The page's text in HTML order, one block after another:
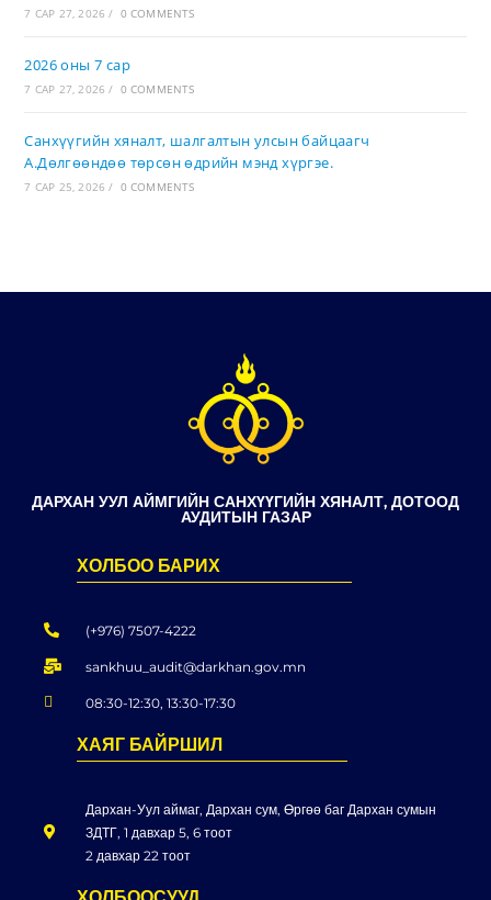
7 САР 27, 2026 / 0 COMMENTS
2026 оны 7 сар
7 САР 27, 2026 / 0 COMMENTS
Санхүүгийн хяналт, шалгалтын улсын байцаагч
А.Дөлгөөндөө төрсөн өдрийн мэнд хүргэе.
7 САР 25, 2026 / 0 COMMENTS
ДАРХАН УУЛ АЙМГИЙН САНХҮҮГИЙН ХЯНАЛТ, ДОТООД
АУДИТЫН ГАЗАР
ХОЛБОО БАРИХ
(+976) 7507-4222
sankhuu_audit@darkhan.gov.mn
08:30-12:30, 13:30-17:30
ХАЯГ БАЙРШИЛ
Дархан-Уул аймаг, Дархан сум, Өргөө баг Дархан сумын
ЗДТГ, 1 давхар 5, 6 тоот
2 давхар 22 тоот